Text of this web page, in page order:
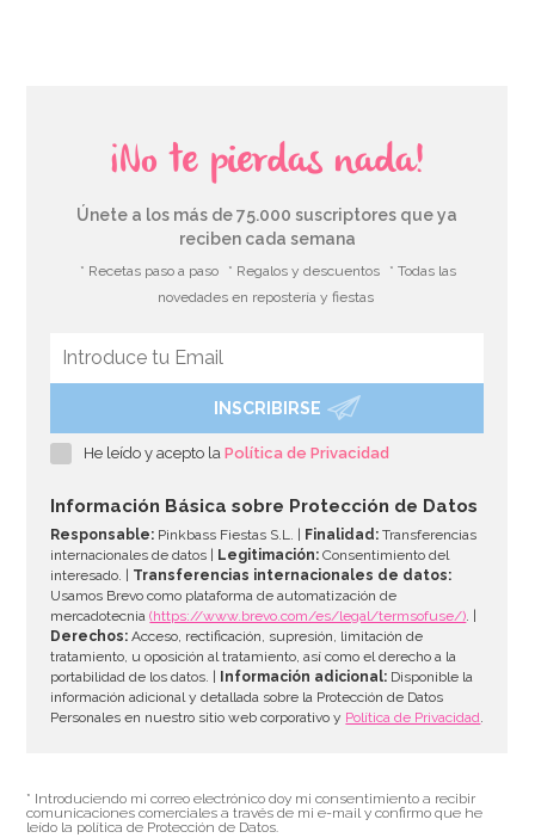
¡No te pierdas nada!
Únete a los más de 75.000 suscriptores que ya
reciben cada semana
* Recetas paso a paso * Regalos y descuentos
* Todas las
novedades en repostería y fiestas
INSCRIBIRSE
He leído y acepto laPolítica de Privacidad
Información Básica sobre Protección de Datos
Responsable: Pinkbass Fiestas S.L. | Finalidad: Transferencias
internacionales de datos |
Legitimación: Consentimiento del
interesado. | Transferencias internacionales de datos:
Usamos Brevo como plataforma de automatización de
mercadotecnia(https://www.brevo.com/es/legal/termsofuse/). |
Derechos: Acceso, rectificación, supresión, limitación de
tratamiento, u oposición al tratamiento, así como el derecho a la
portabilidad de los datos. |
Información adicional: Disponible la
información adicional y detallada sobre la Protección de Datos
Personales en nuestro sitio web corporativo y Política de Privacidad.
* Introduciendo mi correo electrónico doy mi consentimiento a recibir
comunicaciones comerciales a través de mi e-mail y confirmo que he
leído la política de Protección de Datos.